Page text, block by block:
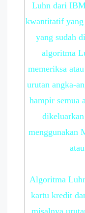
Luhn dari
kwantitatif yang
yang sudah
algoritma
memeriksa
urutan angka-
hampir semua
menggunakan
Algoritma
kartu kredit
misalnya